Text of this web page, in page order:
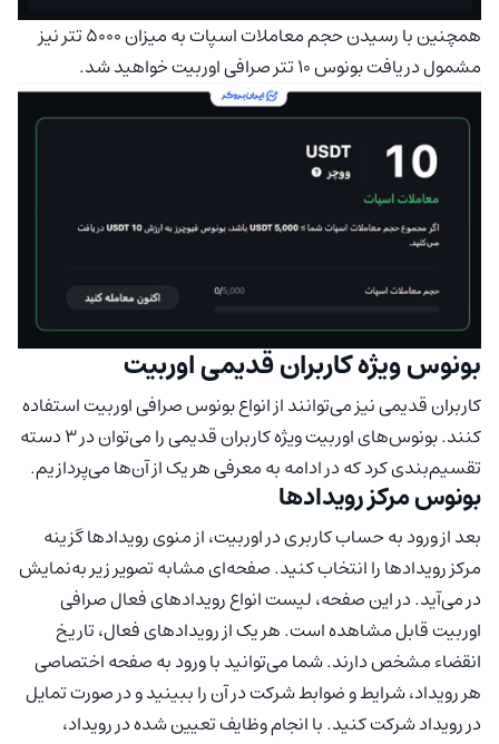
همچنین با رسیدن حجم معاملات اسپات به میزان 5000 تتر نیز
مشمول دریافت بونوس 10 تتر صرافی اوربیت خواهید شد.
بونوس ویژه کاربران قدیمی اوربیت
کاربران قدیمی نیز می‌توانند از انواع بونوس صرافی اوربیت استفاده
کنند. بونوس‌های اوربیت ویژه کاربران قدیمی را می‌توان در 3 دسته
تقسیم‌بندی کرد که در ادامه به معرفی هر یک از آن‌ها می‌پردازیم.
بونوس مرکز رویدادها
بعد از ورود به حساب کاربری در اوربیت، از منوی رویدادها گزینه
مرکز رویدادها را انتخاب کنید. صفحه‌ای مشابه تصویر زیر به‌نمایش
در می‌آید. در این صفحه، لیست انواع رویدادهای فعال صرافی
اوربیت قابل مشاهده است. هر یک از رویدادهای فعال، تاریخ
انقضاء مشخص دارند. شما می‌توانید با ورود به صفحه اختصاصی
هر رویداد، شرایط و ضوابط شرکت در آن را ببینید و در صورت تمایل
در رویداد شرکت کنید. با انجام وظایف تعیین شده در رویداد،